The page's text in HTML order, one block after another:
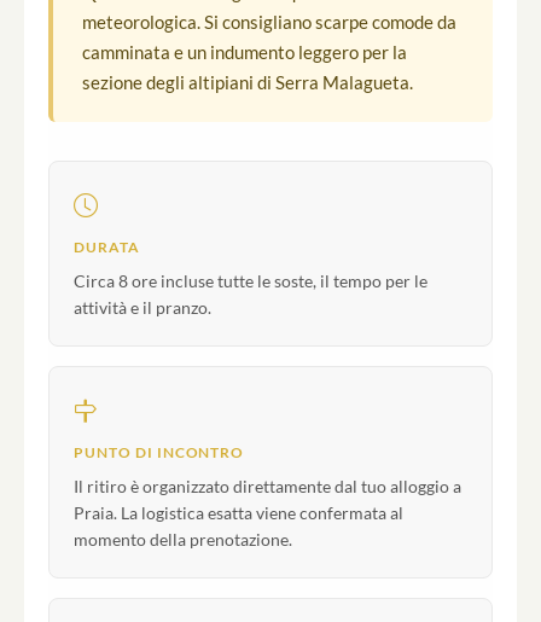
meteorologica. Si consigliano scarpe comode da
camminata e un indumento leggero per la
sezione degli altipiani di Serra Malagueta.
DURATA
Circa 8 ore incluse tutte le soste, il tempo per le
attività e il pranzo.
PUNTO DI INCONTRO
Il ritiro è organizzato direttamente dal tuo alloggio a
Praia. La logistica esatta viene confermata al
momento della prenotazione.